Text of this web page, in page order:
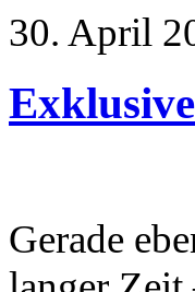
30. April
Gerade